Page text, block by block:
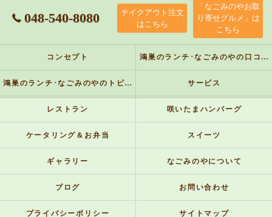
048-540-8080
テイクアウト注文
はこちら
「なごみのやお取
り寄せグルメ」は
こちら
コンセプト 鴻巣のランチ･なごみのやの口コミ情報
鴻巣のランチ･なごみのやのトピックス サービス
レストラン 咲いたまハンバーグ
ケータリング＆お弁当 スイーツ
ギャラリー なごみのやについて
ブログ お問い合わせ
プライバシーポリシー サイトマップ